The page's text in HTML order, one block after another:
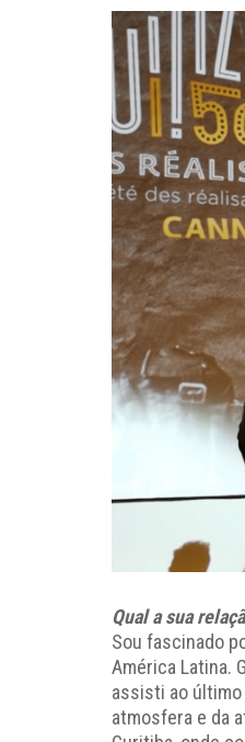
Qual a sua
Sou fascinado
América Latina.
assisti ao
atmosfera e da